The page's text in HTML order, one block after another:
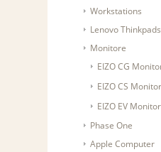
Workstations
Lenovo Thinkpads
Monitore
EIZO CG
EIZO CS
EIZO EV
Phase One
Apple Computer